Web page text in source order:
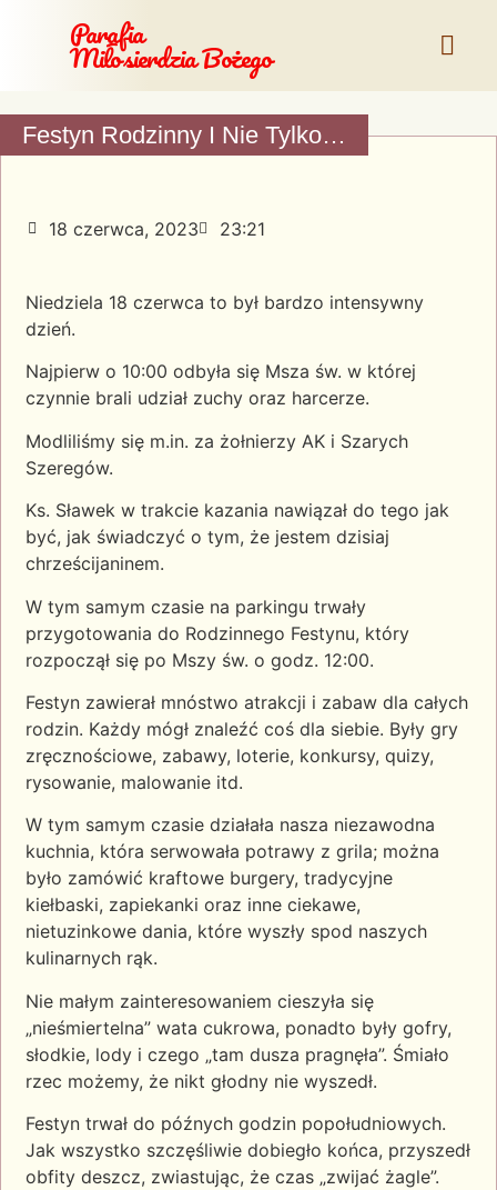
Parafia
Miłosierdzia Bożego
Festyn Rodzinny I Nie Tylko…
18 czerwca, 2023 23:21
Niedziela 18 czerwca to był bardzo intensywny
dzień.
Najpierw o 10:00 odbyła się Msza św. w której
czynnie brali udział zuchy oraz harcerze.
Modliliśmy się m.in. za żołnierzy AK i Szarych
Szeregów.
Ks. Sławek w trakcie kazania nawiązał do tego jak
być, jak świadczyć o tym, że jestem dzisiaj
chrześcijaninem.
W tym samym czasie na parkingu trwały
przygotowania do Rodzinnego Festynu, który
rozpoczął się po Mszy św. o godz. 12:00.
Festyn zawierał mnóstwo atrakcji i zabaw dla całych
rodzin. Każdy mógł znaleźć coś dla siebie. Były gry
zręcznościowe, zabawy, loterie, konkursy, quizy,
rysowanie, malowanie itd.
W tym samym czasie działała nasza niezawodna
kuchnia, która serwowała potrawy z grila; można
było zamówić kraftowe burgery, tradycyjne
kiełbaski, zapiekanki oraz inne ciekawe,
nietuzinkowe dania, które wyszły spod naszych
kulinarnych rąk.
Nie małym zainteresowaniem cieszyła się
„nieśmiertelna” wata cukrowa, ponadto były gofry,
słodkie, lody i czego „tam dusza pragnęła”. Śmiało
rzec możemy, że nikt głodny nie wyszedł.
Festyn trwał do późnych godzin popołudniowych.
Jak wszystko szczęśliwie dobiegło końca, przyszedł
obfity deszcz, zwiastując, że czas „zwijać żagle”.